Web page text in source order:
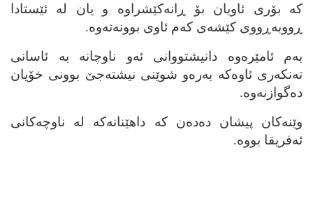
که‌ بۆری ئاویان بۆ ڕانه‌کێشراوه‌ و یان له‌ ئێستادا
ڕووبه‌ڕووی کێشه‌ی که‌م ئاوی بوونه‌ته‌وه‌.
به‌م ئامێره‌وه‌ دانیشتووانی ئه‌و ناوچانه‌ به‌ ئاسانی
ته‌نکه‌ری ئاوه‌که‌ به‌ره‌و شوێنی نیشته‌جێ بوونی خۆیان
ده‌گوازنه‌وه‌.
وێنه‌کان پیشان ده‌ده‌ن که‌ داهێنانه‌که‌ له‌ ناوچه‌کانی
ئه‌فریقا بووه‌.